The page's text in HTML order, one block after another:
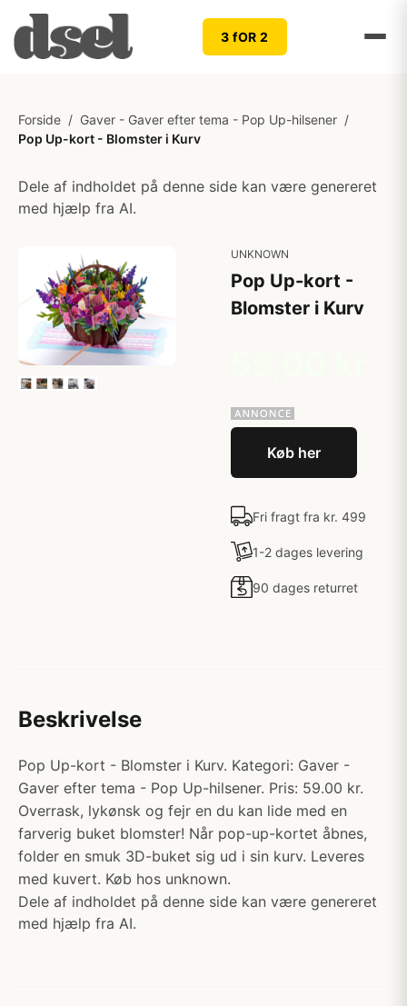
3 fOR 2
Forside / Gaver - Gaver efter tema - Pop Up-hilsener /
Pop Up-kort - Blomster i Kurv
Dele af indholdet på denne side kan være genereret
med hjælp fra AI.
UNKNOWN
Pop Up-kort -
Blomster i Kurv
Køb her
Fri fragt fra kr. 499
1-2 dages levering
90 dages returret
Beskrivelse
Pop Up-kort - Blomster i Kurv. Kategori: Gaver -
Gaver efter tema - Pop Up-hilsener. Pris: 59.00 kr.
Overrask, lykønsk og fejr en du kan lide med en
farverig buket blomster! Når pop-up-kortet åbnes,
folder en smuk 3D-buket sig ud i sin kurv. Leveres
med kuvert. Køb hos unknown.
Dele af indholdet på denne side kan være genereret
med hjælp fra AI.